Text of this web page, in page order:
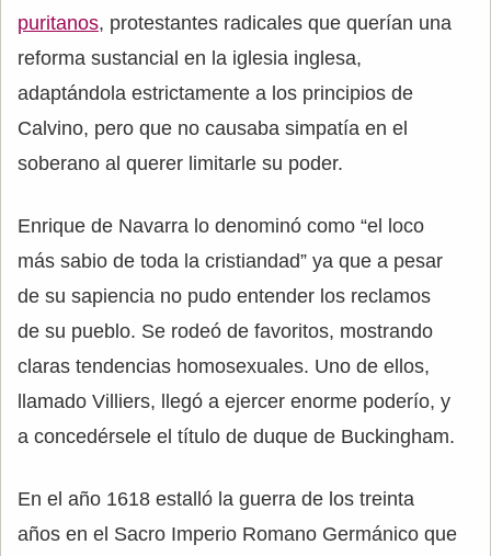
puritanos, protestantes radicales que querían una
reforma sustancial en la iglesia inglesa,
adaptándola estrictamente a los principios de
Calvino, pero que no causaba simpatía en el
soberano al querer limitarle su poder.
Enrique de Navarra lo denominó como “el loco
más sabio de toda la cristiandad” ya que a pesar
de su sapiencia no pudo entender los reclamos
de su pueblo. Se rodeó de favoritos, mostrando
claras tendencias homosexuales. Uno de ellos,
llamado Villiers, llegó a ejercer enorme poderío, y
a concedérsele el título de duque de Buckingham.
En el año 1618 estalló la guerra de los treinta
años en el Sacro Imperio Romano Germánico que